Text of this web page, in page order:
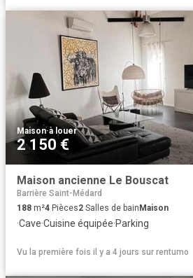
Maison·à louer
2 150 €
Maison ancienne Le Bouscat
Barrière Saint-Médard
188 m²4 Pièces2 Salles de bain Maison
·Cave·Cuisine équipée·Parking
Vu la première fois il y a 4 jours sur rentumo